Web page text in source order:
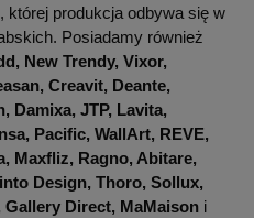
której produkcja odbywa się w
Posiadamy również
New Trendy, Vixor,
Creavit, Deante,
Damixa, JTP, Lavita,
Pacific, WallArt, REVE,
Maxfliz, Ragno, Abitare,
Design, Thoro, Sollux,
Gallery Direct, MaMaison i